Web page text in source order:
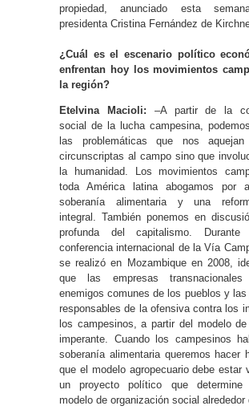
propiedad, anunciado esta
presidenta Cristina Fernández de
¿Cuál es el escenario político
enfrentan hoy los movimientos
la región?
Etelvina Macioli: –A partir de la
social de la lucha campesina,
las problemáticas que nos
circunscriptas al campo sino que
la humanidad. Los movimientos
toda América latina abogamos por
soberanía alimentaria y una
integral. También ponemos en
profunda del capitalismo.
conferencia internacional de la Vía
se realizó en Mozambique en 2008,
que las empresas
enemigos comunes de los pueblos y las
responsables de la ofensiva contra los
los campesinos, a partir del modelo de
imperante. Cuando los campesinos
soberanía alimentaria queremos hacer
que el modelo agropecuario debe estar
un proyecto político que determine
modelo de organización social alrededor